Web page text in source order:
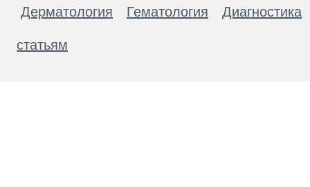
Дерматология Гематология Диагностика
статьям